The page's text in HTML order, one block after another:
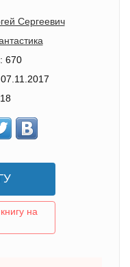
Сергеевич
670
07.11.2017
18
на